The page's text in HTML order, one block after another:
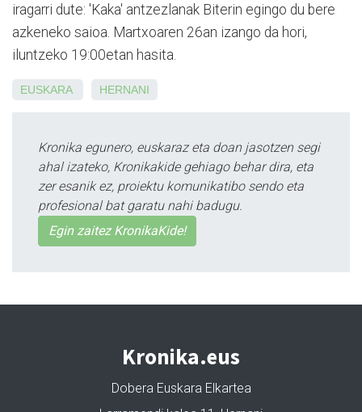
iragarri dute: 'Kaka' antzezlanak Biterin egingo du bere
azkeneko saioa. Martxoaren 26an izango da hori,
iluntzeko 19:00etan hasita.
EUSKARA HERNANI
Kronika egunero, euskaraz eta doan jasotzen segi
ahal izateko, Kronikakide gehiago behar dira, eta
zer esanik ez, proiektu komunikatibo sendo eta
profesional bat garatu nahi badugu.
Egin zaitez KronikaKide!
Kronika.eus
Dobera Euskara Elkartea